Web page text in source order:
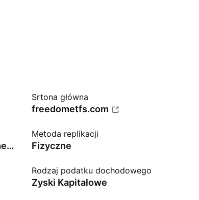
Srtona główna
freedometfs.com
Life + Liberty Freedom 100 Emerging Markets Index
Metoda replikacji
Fizyczne
Rodzaj podatku dochodowego
Zyski Kapitałowe